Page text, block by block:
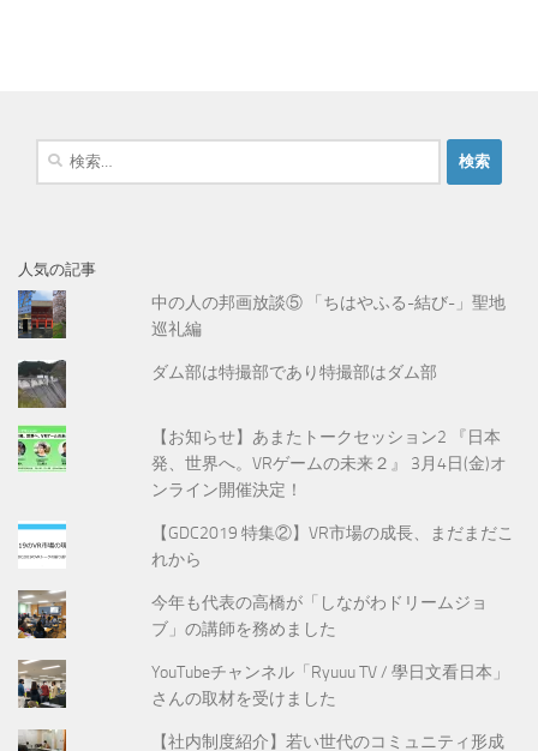
人気の記事
中の人の邦画放談⑤ 「ちはやふる-結び-」聖地
巡礼編
ダム部は特撮部であり特撮部はダム部
【お知らせ】あまたトークセッション2 『日本
発、世界へ。VRゲームの未来２』 3月4日(金)オ
ンライン開催決定！
【GDC2019 特集②】VR市場の成長、まだまだこ
れから
今年も代表の高橋が「しながわドリームジョ
ブ」の講師を務めました
YouTubeチャンネル「Ryuuu TV / 學日文看日本」
さんの取材を受けました
【社内制度紹介】若い世代のコミュニティ形成